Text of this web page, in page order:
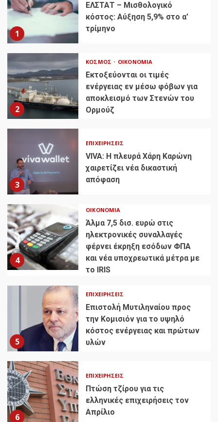
1
ΕΛΣΤΑΤ – Μισθολογικό
κόστος: Αύξηση 5,9% στο α’
τρίμηνο
2
ΚΌΣΜΟΣ ΟΙΚΟΝΟΜΊΑ
Εκτοξεύονται οι τιμές
ενέργειας εν μέσω φόβων για
αποκλεισμό των Στενών του
Ορμούζ
3
ΕΠΙΧΕΙΡΉΣΕΙΣ
VIVA: Η πλευρά Χάρη Καρώνη
χαιρετίζει νέα δικαστική
απόφαση
4
ΟΙΚΟΝΟΜΊΑ
Άλμα 7,5 δισ. ευρώ στις
ηλεκτρονικές συναλλαγές
φέρνει έκρηξη εσόδων ΦΠΑ
και νέα υποχρεωτικά μέτρα με
το IRIS
5
ΕΠΙΧΕΙΡΉΣΕΙΣ
Επιστολή Μυτιληναίου προς
την Κομισιόν για το υψηλό
κόστος ενέργειας και πρώτων
υλών
6
ΕΠΙΧΕΙΡΉΣΕΙΣ
Πτώση τζίρου για τις
ελληνικές επιχειρήσεις τον
Απρίλιο